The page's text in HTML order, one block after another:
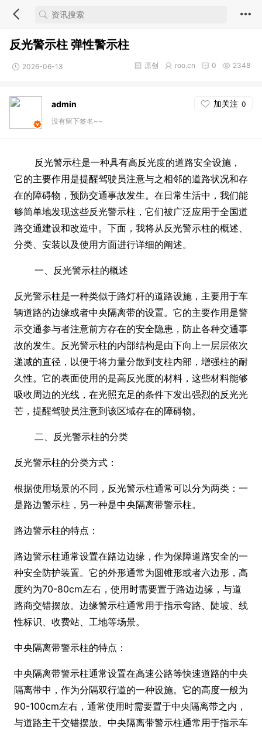
反光警示柱 弹性警示柱
2026-06-13 2348
0
roo.cn
原创
admin 加关注 0
没有留下签名~~
反光警示柱是一种具有高反光度的道路安全设施，
它的主要作用是提醒驾驶员注意与之相邻的道路状况和存
在的障碍物，预防交通事故发生。在日常生活中，我们能
够简单地发现这些反光警示柱，它们被广泛应用于全国道
路交通建设和改造中。下面，我将从反光警示柱的概述、
分类、安装以及使用方面进行详细的阐述。
一、反光警示柱的概述
反光警示柱是一种类似于路灯杆的道路设施，主要用于车
辆道路的边缘或者中央隔离带的设置。它的主要作用是警
示交通参与者注意前方存在的安全隐患，防止各种交通事
故的发生。反光警示柱的内部结构是由下向上一层层依次
递减的直径，以便于将力量分散到支柱内部，增强柱的耐
久性。它的表面使用的是高反光度的材料，这些材料能够
吸收周边的光线，在光照充足的条件下发出强烈的反光光
芒，提醒驾驶员注意到该区域存在的障碍物。
二、反光警示柱的分类
反光警示柱的分类方式：
根据使用场景的不同，反光警示柱通常可以分为两类：一
是路边警示柱，另一种是中央隔离带警示柱。
路边警示柱的特点：
路边警示柱通常设置在路边边缘，作为保障道路安全的一
种安全防护装置。它的外形通常为圆锥形或者六边形，高
度约为70-80cm左右，使用时需要置于路边边缘，与道
路商交错摆放。边缘警示柱通常用于指示弯路、陡坡、线
性标识、收费站、工地等场景。
中央隔离带警示柱的特点：
中央隔离带警示柱通常设置在高速公路等快速道路的中央
隔离带中，作为分隔双行道的一种设施。它的高度一般为
90-100cm左右，通常使用时需要置于中央隔离带之内，
与道路主干交错摆放。中央隔离带警示柱通常用于指示车